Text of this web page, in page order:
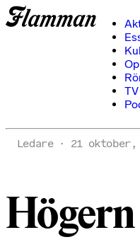
TV
Ledare 21 oktober,